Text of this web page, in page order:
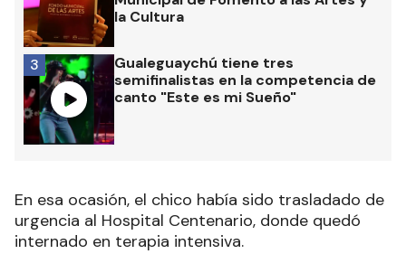
la Cultura
Gualeguaychú tiene tres
semifinalistas en la competencia de
canto "Este es mi Sueño"
3
En esa ocasión, el chico había sido trasladado de
urgencia al Hospital Centenario, donde quedó
internado en terapia intensiva.